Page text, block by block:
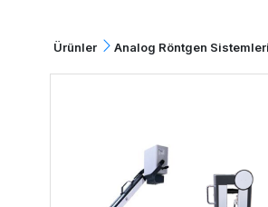
Ürünler Analog Röntgen Sistemleri